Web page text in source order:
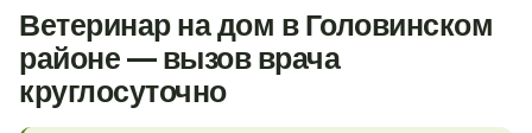
Ветеринар на дом в Головинском
районе — вызов врача
круглосуточно